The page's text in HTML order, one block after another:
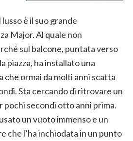
è il suo grande
Major. Al quale non
sul balcone, puntata verso
piazza, ha installato una
ormai da molti anni scatta
Sta cercando di ritrovare un
pochi secondi otto anni prima.
un vuoto immenso e un
che l’ha inchiodata in un punto